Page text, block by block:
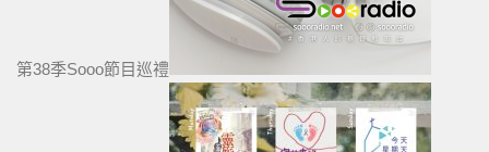
第38季Sooo節目巡禮